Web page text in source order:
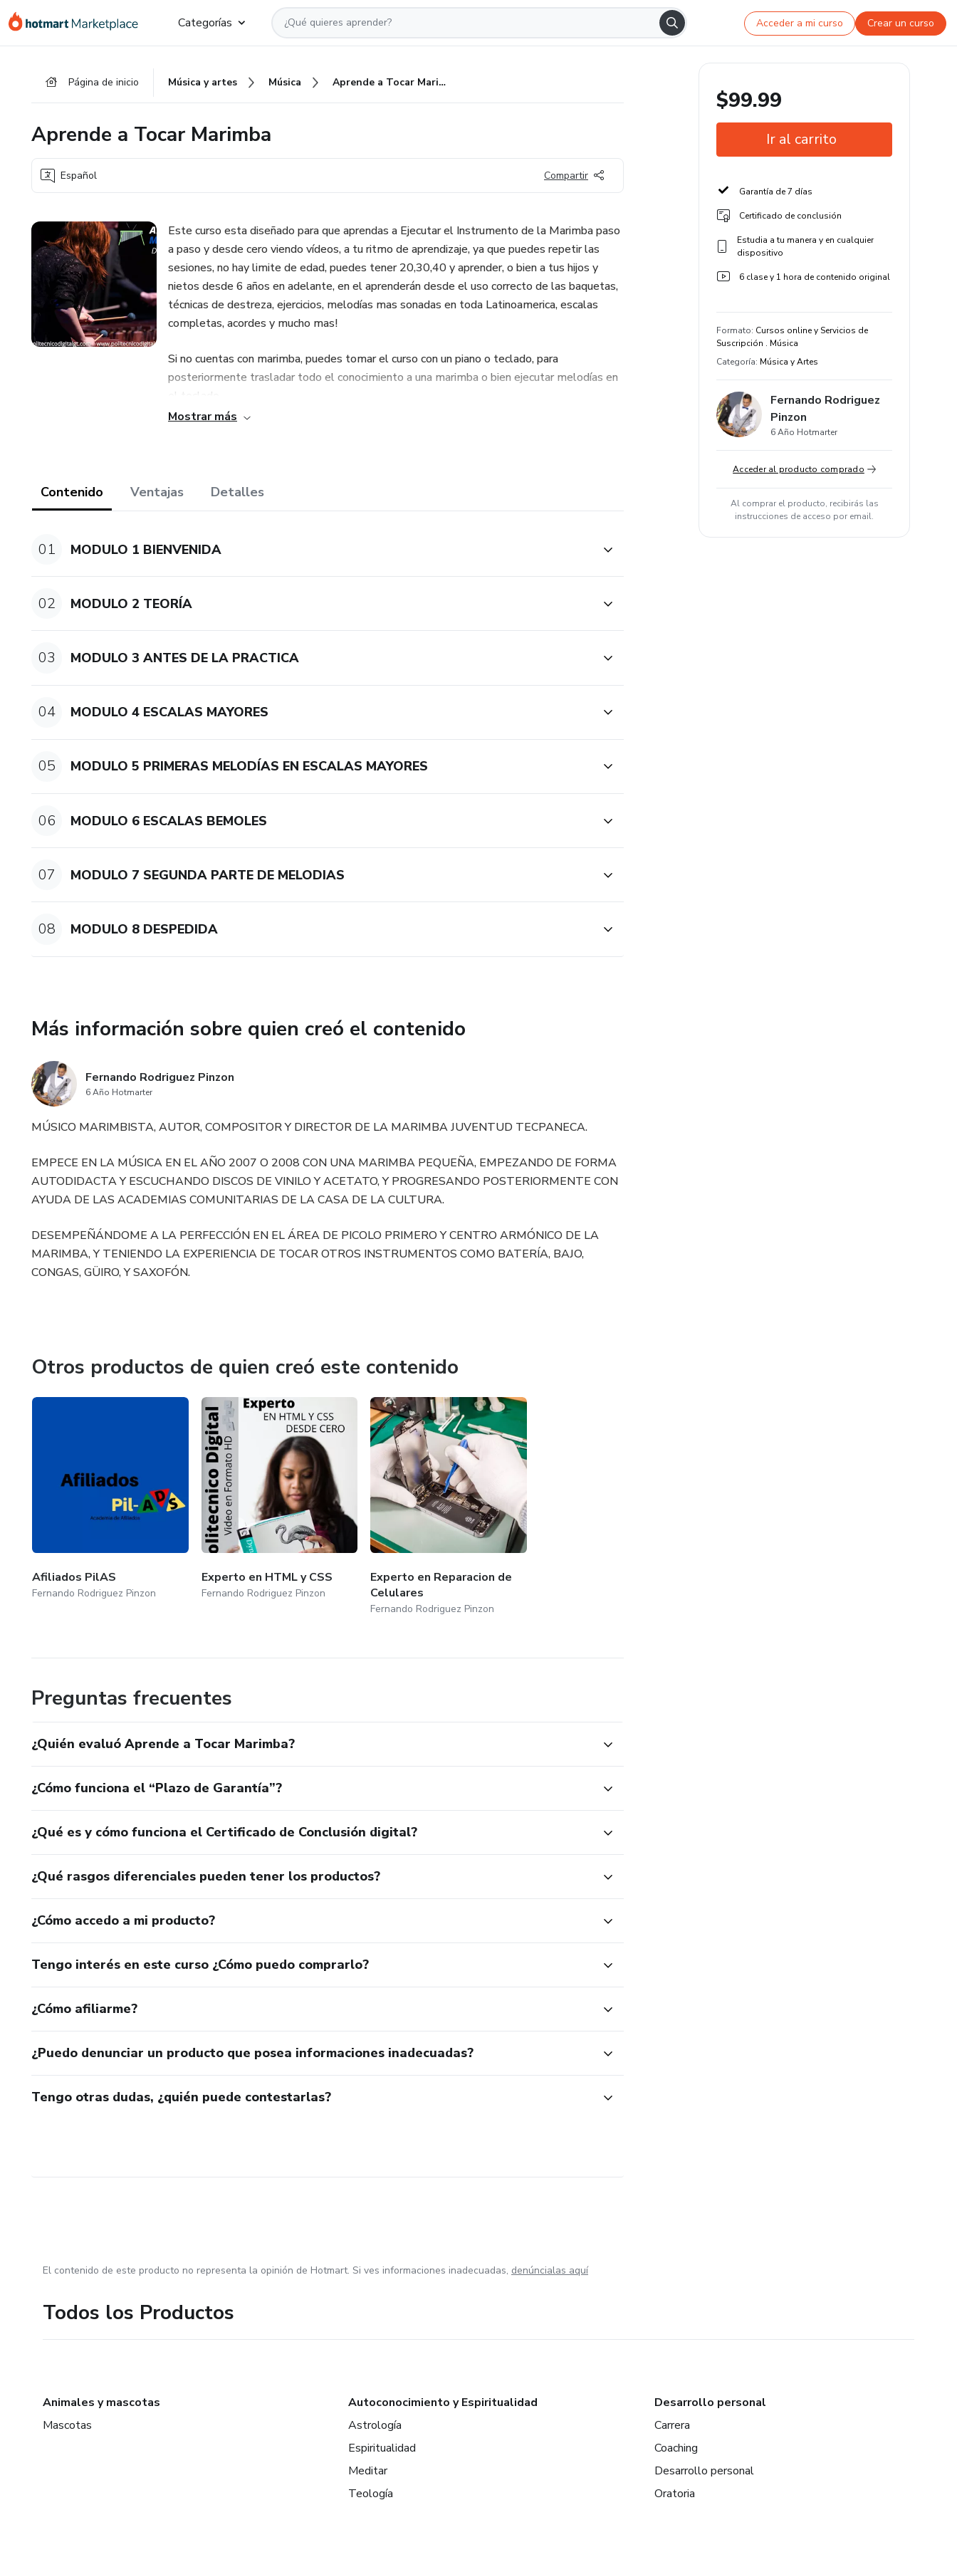
Categorías Acceder a mi curso Crear un curso
Página de inicio Música y artes Música Aprende a Tocar Marimba
Aprende a Tocar Marimba
Español Compartir
Este curso esta diseñado para que aprendas a Ejecutar el Instrumento de la Marimba paso
a paso y desde cero viendo vídeos, a tu ritmo de aprendizaje, ya que puedes repetir las
sesiones, no hay limite de edad, puedes tener 20,30,40 y aprender, o bien a tus hijos y
nietos desde 6 años en adelante, en el aprenderán desde el uso correcto de las baquetas,
técnicas de destreza, ejercicios, melodías mas sonadas en toda Latinoamerica, escalas
completas, acordes y mucho mas!
Si no cuentas con marimba, puedes tomar el curso con un piano o teclado, para
posteriormente trasladar todo el conocimiento a una marimba o bien ejecutar melodías en
el teclado.
necesarias para posterior al curso integrarte a CUALQUIER conjunto de Marimba Orquesta
estudiantes y se subira contenido cada semana para que tu conocimiento siga creciendo
siempre y puedas no solo tocar marimba si no mucho mas.
Mostrar más
Contenido Ventajas Detalles
01 MODULO 1 BIENVENIDA
02 MODULO 2 TEORÍA
03 MODULO 3 ANTES DE LA PRACTICA
04 MODULO 4 ESCALAS MAYORES
05 MODULO 5 PRIMERAS MELODÍAS EN ESCALAS MAYORES
06 MODULO 6 ESCALAS BEMOLES
07 MODULO 7 SEGUNDA PARTE DE MELODIAS
08 MODULO 8 DESPEDIDA
Más información sobre quien creó el contenido
Fernando Rodriguez Pinzon
6 Año Hotmarter
MÚSICO MARIMBISTA, AUTOR, COMPOSITOR Y DIRECTOR DE LA MARIMBA JUVENTUD TECPANECA.
EMPECE EN LA MÚSICA EN EL AÑO 2007 O 2008 CON UNA MARIMBA PEQUEÑA, EMPEZANDO DE FORMA
AUTODIDACTA Y ESCUCHANDO DISCOS DE VINILO Y ACETATO, Y PROGRESANDO POSTERIORMENTE CON
AYUDA DE LAS ACADEMIAS COMUNITARIAS DE LA CASA DE LA CULTURA.
DESEMPEÑÁNDOME A LA PERFECCIÓN EN EL ÁREA DE PICOLO PRIMERO Y CENTRO ARMÓNICO DE LA
MARIMBA, Y TENIENDO LA EXPERIENCIA DE TOCAR OTROS INSTRUMENTOS COMO BATERÍA, BAJO,
CONGAS, GÜIRO, Y SAXOFÓN.
Otros productos de quien creó este contenido
Afiliados PilAS
Fernando Rodriguez Pinzon
Experto en HTML y CSS
Fernando Rodriguez Pinzon
Experto en Reparacion de
Celulares
Fernando Rodriguez Pinzon
Preguntas frecuentes
¿Quién evaluó Aprende a Tocar Marimba?
¿Cómo funciona el “Plazo de Garantía”?
¿Qué es y cómo funciona el Certificado de Conclusión digital?
¿Qué rasgos diferenciales pueden tener los productos?
¿Cómo accedo a mi producto?
Tengo interés en este curso ¿Cómo puedo comprarlo?
¿Cómo afiliarme?
¿Puedo denunciar un producto que posea informaciones inadecuadas?
Tengo otras dudas, ¿quién puede contestarlas?
$99.99
Ir al carrito
Garantía de 7 días
Certificado de conclusión
Estudia a tu manera y en cualquier
dispositivo
6 clase y 1 hora de contenido original
Formato: Cursos online y Servicios de
Suscripción . Música
Categoría: Música y Artes
Fernando Rodriguez
Pinzon
6 Año Hotmarter
Acceder al producto comprado
Al comprar el producto, recibirás las
instrucciones de acceso por email.
El contenido de este producto no representa la opinión de Hotmart. Si ves informaciones inadecuadas, denúncialas aquí
Todos los Productos
Animales y mascotas
Mascotas
Autoconocimiento y Espiritualidad
Astrología
Espiritualidad
Meditar
Teología
Desarrollo personal
Carrera
Coaching
Desarrollo personal
Oratoria